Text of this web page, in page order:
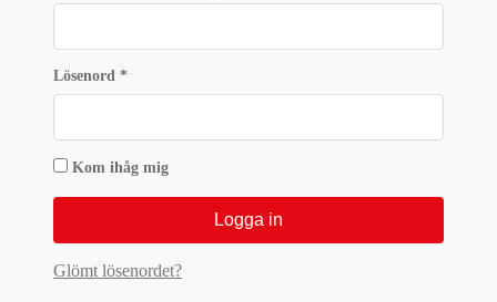
Lösenord *Obligatoriskt
Kom ihåg mig
Logga in
Glömt lösenordet?